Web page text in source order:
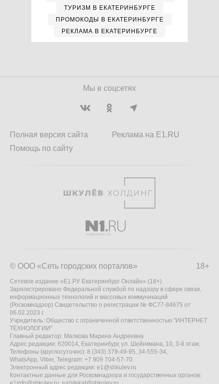
ТУРИЗМ В ЕКАТЕРИНБУРГЕ
ПРОМОКОДЫ В ЕКАТЕРИНБУРГЕ
РЕКЛАМА В ЕКАТЕРИНБУРГЕ
Мы в соцсетях
Полная версия сайта
Помощь по сайту
Реклама на E1.RU
18+
© ООО «Сеть городских порталов»
Сетевое издание «Е1.РУ Екатеринбург Онлайн» (18+)
Зарегистрировано Федеральной службой по надзору в сфере связи,
информационных технологий и массовых коммуникаций
(Роскомнадзор) Свидетельство о регистрации № ФС77-84675 от
06.02.2023 г.
Учредитель: Общество с ограниченной ответственностью "ИНТЕРНЕТ
ТЕХНОЛОГИИ"
Главный редактор: Малкова Марина Андреевна
Адрес редакции: 620014, Екатеринбург, ул. Шейнкмана, 10, 3-й этаж,
Телефоны (круглосуточно): 8 (343) 379-49-95, 34-555-34,
WhatsApp, Viber, Telegram: +7 909 704-57-70
Электронный адрес редакции: e1@shkulev.ru
Контактные данные для Роскомнадзора и государственных органов: